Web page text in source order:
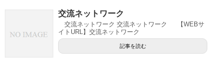
交流ネットワーク
交流ネットワーク 交流ネットワーク 【WEBサ
イトURL】交流ネットワーク
記事を読む